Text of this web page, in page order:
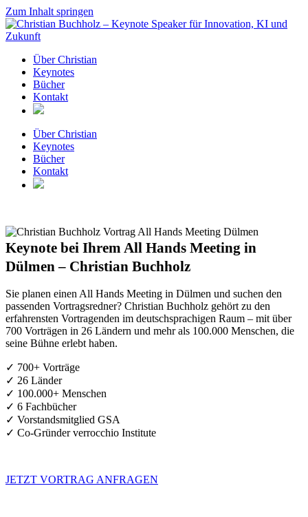
Zum Inhalt springen
Über Christian
Keynotes
Bücher
Kontakt
Über Christian
Keynotes
Bücher
Kontakt
Keynote bei Ihrem All Hands Meeting in
Dülmen – Christian Buchholz
Sie planen einen All Hands Meeting in Dülmen und suchen den
passenden Vortragsredner? Christian Buchholz gehört zu den
erfahrensten Vortragenden im deutschsprachigen Raum – mit über
700 Vorträgen in 26 Ländern und mehr als 100.000 Menschen, die
seine Bühne erlebt haben.
✓ 700+ Vorträge
✓ 26 Länder
✓ 100.000+ Menschen
✓ 6 Fachbücher
✓ Vorstandsmitglied GSA
✓ Co-Gründer verrocchio Institute
JETZT VORTRAG ANFRAGEN